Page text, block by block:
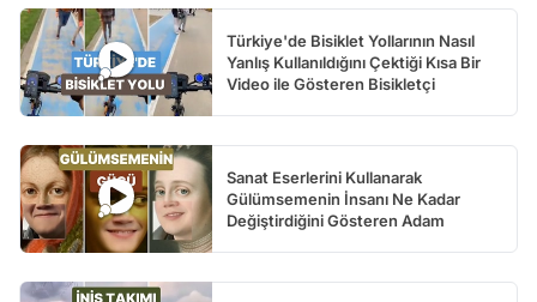
Türkiye'de Bisiklet Yollarının Nasıl
Yanlış Kullanıldığını Çektiği Kısa Bir
Video ile Gösteren Bisikletçi
Sanat Eserlerini Kullanarak
Gülümsemenin İnsanı Ne Kadar
Değiştirdiğini Gösteren Adam